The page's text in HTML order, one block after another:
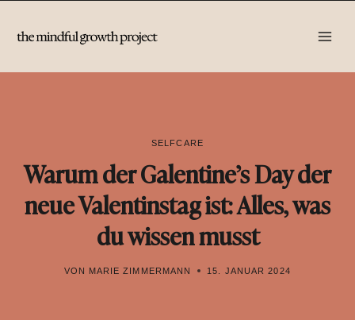
Inhalt
SELFCARE
Warum der Galentine’s Day der
neue Valentinstag ist: Alles, was
du wissen musst
VON MARIE ZIMMERMANN 15. JANUAR 2024